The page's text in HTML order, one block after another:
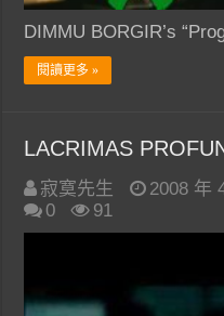
DIMMU BORGIR’s
閱讀更多 »
LACRIMAS
寂寞先生 2008 年
0
91